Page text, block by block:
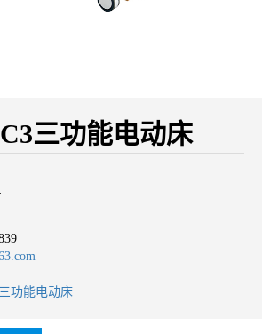
三功能电动床
功能电动床